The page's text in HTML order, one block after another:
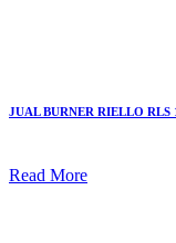
JUAL BURNER RIELLO
Read More